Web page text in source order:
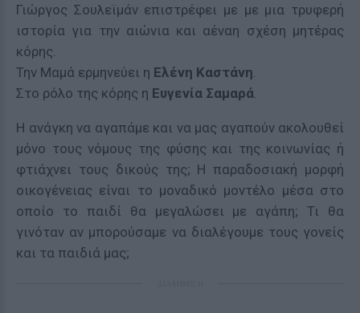
Γιώργος Σουλεϊμάν επιστρέφει με με μια τρυφερή
ιστορία για την αιώνια και αέναη σχέση μητέρας
κόρης.
Την Μαμά ερμηνεύει η Ελένη Καστάνη
Στο ρόλο της κόρης η Ευγενία Σαμαρά
Η ανάγκη να αγαπάμε και να μας αγαπούν ακολουθεί
μόνο τους νόμους της φύσης και της κοινωνίας ή
φτιάχνει τους δικούς της; Η παραδοσιακή μορφή
οικογένειας είναι το μοναδικό μοντέλο μέσα στο
οποίο το παιδί θα μεγαλώσει με αγάπη; Τι θα
γινόταν αν μπορούσαμε να διαλέγουμε τους γονείς
και τα παιδιά μας;